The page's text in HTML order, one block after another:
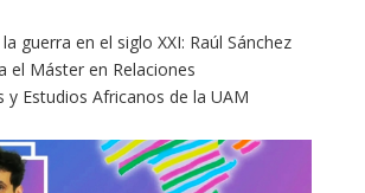
guerra en el siglo XXI: Raúl Sánchez
el Máster en Relaciones
y Estudios Africanos de la UAM